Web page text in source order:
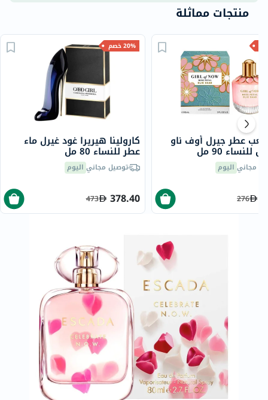
منتجات مماثلة
20% خصم
كارولينا هيريرا غود غيرل ماء
عطر للنساء 80 مل
توصيل مجاني اليوم
378.40
473
عطر جيرل أوف ناو
للنساء 90 مل
مجاني اليوم
276